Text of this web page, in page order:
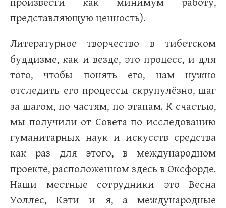
представляющую ценность).
Литературное творчество в тибетском
буддизме, как и везде, это процесс, и для
того, чтобы понять его, нам нужно
отследить его процессы скрупулёзно, шаг
за шагом, по частям, по этапам. К счастью,
мы получили от Совета по исследованию
гуманитарных наук и искусств средства
как раз для этого, в международном
проекте, расположенном здесь в Оксфорде.
Наши местные сотрудники это Весна
Уоллес, Кэти и я, а международные